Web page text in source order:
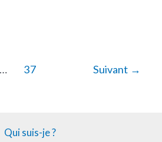
… 37 Suivant →
Qui suis-je ?